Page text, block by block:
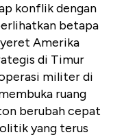
konflik dengan
betapa
Amerika
di Timur
militer di
ruang
berubah cepat
yang terus